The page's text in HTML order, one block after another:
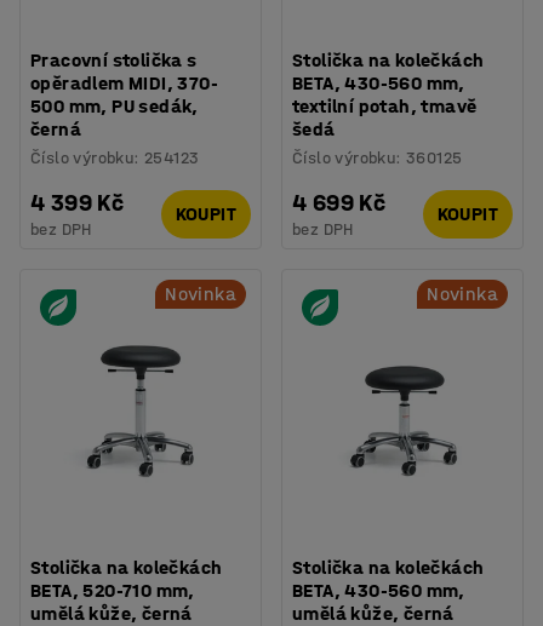
Pracovní stolička s
opěradlem MIDI, 370-
500 mm, PU sedák,
černá
Číslo výrobku: 254123
4 399 Kč
bez DPH
KOUPIT
Stolička na kolečkách
BETA, 430-560 mm,
textilní potah, tmavě
šedá
Číslo výrobku:360125
4 699 Kč
bez DPH
KOUPIT
Novinka
Stolička na kolečkách
BETA, 520-710 mm,
umělá kůže, černá
Novinka
Stolička na kolečkách
BETA, 430-560 mm,
umělá kůže, černá